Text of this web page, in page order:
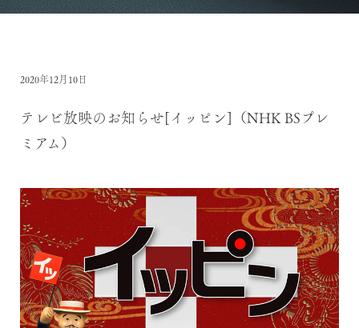
2020年12月10日
テレビ放映のお知らせ[イッピン]（NHK BSプレ
ミアム）